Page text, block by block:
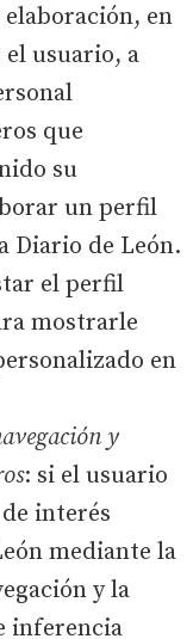
en
el usuario, a
que
su
un perfil
Diario de León.
el perfil
mostrarle
en
y
: si el usuario
interés
mediante la
y la
inferencia